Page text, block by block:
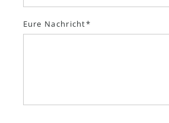
Eure Nachricht